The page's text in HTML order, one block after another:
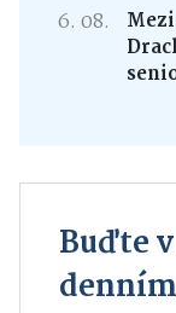
6. 08.
Buďte